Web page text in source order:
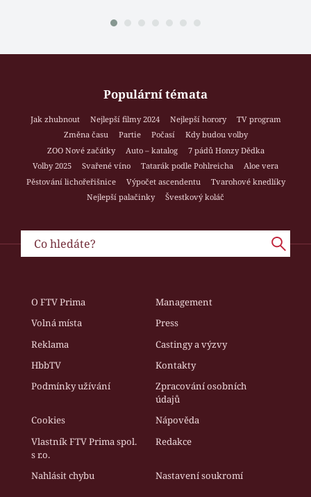
Populární témata
Jak zhubnout Nejlepší filmy 2024 Nejlepší horory
TV program
Změna času
Partie Počasí
Kdy budou volby
ZOO Nové začátky
Auto – katalog
7 pádů Honzy Dědka
Volby 2025
Svařené víno Tatarák podle Pohlreicha
Aloe vera
Pěstování lichořeřišnice
Výpočet ascendentu
Tvarohové knedlíky
Nejlepší palačinky
Švestkový koláč
O FTV Prima
Management
Volná místa
Press
Reklama
Castingy a výzvy
HbbTV
Kontakty
Podmínky užívání
Zpracování osobních
údajů
Cookies
Nápověda
Vlastník FTV Prima spol.
s r.o.
Redakce
Nahlásit chybu Nastavení soukromí